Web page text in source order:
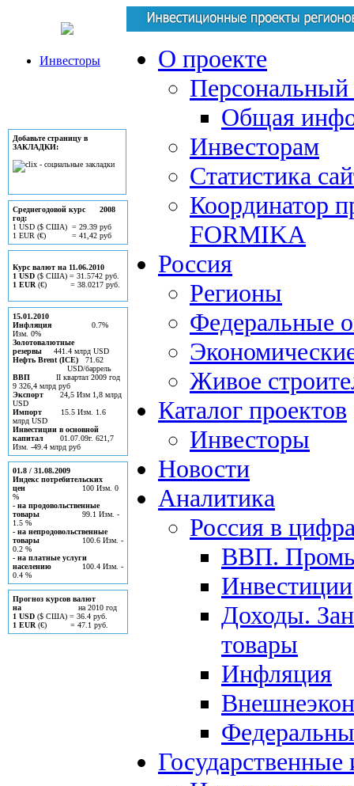
Инвесторы
Добавьте страницу в
ЗАКЛАДКИ:
Среднегодовой курс 2008
год:
1 USD ($ США) = 29.39 руб
1 EUR (€) = 41,42 руб
Курс валют на 11.06.2010
1 USD ($ США) = 31.5742 руб.
1 EUR (€) = 38.0217 руб.
15.01.2010
Инфляция 0.7%
Изм. 0%
Золотовалютные
резервы 441.4 млрд USD
Нефть Brent (ICE) 71.62
USD/баррель
ВВП II квартал 2009 год
9 326,4 млрд руб
Экспорт 24,5 Изм 1,8 млрд
USD
Импорт 15.5 Изм. 1.6
млрд USD
Инвестиции в основной
капитал 01.07.09г. 621,7
Изм. -49.4 млрд руб
01.8 / 31.08.2009
Индекс потребительских
цен 100 Изм. 0
%
- на продовольственные
товары 99.1 Изм. -
1.5 %
- на непродовольственные
товары 100.6 Изм. -
0.2 %
- на платные услуги
населению 100.4 Изм. -
0.4 %
Прогноз курсов валют
на на 2010 год
1 USD ($ США) = 36.4 руб.
1 EUR (€) = 47.1 руб.
О проекте
Персональный
Общая
Инвесторам
Статистика
Координатор
FORMIKA
Россия
Регионы
Федеральные
Живое
Каталог проектов
Инвесторы
Новости
Аналитика
Россия в
ВВП.
Инвестиции
Доходы.
товары
Инфляция